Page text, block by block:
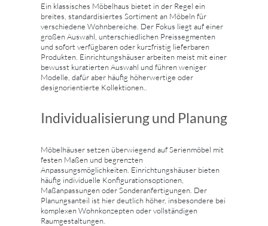
Ein klassisches Möbelhaus bietet in der Regel ein
breites, standardisiertes Sortiment an Möbeln für
verschiedene Wohnbereiche. Der Fokus liegt auf einer
großen Auswahl, unterschiedlichen Preissegmenten
und sofort verfügbaren oder kurzfristig lieferbaren
Produkten. Einrichtungshäuser arbeiten meist mit einer
bewusst kuratierten Auswahl und führen weniger
Modelle, dafür aber häufig höherwertige oder
designorientierte Kollektionen..
Individualisierung und Planung
Möbelhäuser setzen überwiegend auf Serienmöbel mit
festen Maßen und begrenzten
Anpassungsmöglichkeiten. Einrichtungshäuser bieten
häufig individuelle Konfigurationsoptionen,
Maßanpassungen oder Sonderanfertigungen. Der
Planungsanteil ist hier deutlich höher, insbesondere bei
komplexen Wohnkonzepten oder vollständigen
Raumgestaltungen.